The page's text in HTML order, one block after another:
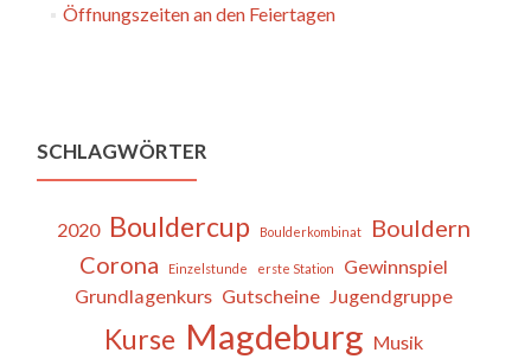
Öffnungszeiten an den Feiertagen
SCHLAGWÖRTER
2020 Bouldercup Boulderkombinat
Bouldern
Corona
Einzelstunde erste Station
Gewinnspiel
Grundlagenkurs Gutscheine Jugendgruppe
Kurse Magdeburg Musik